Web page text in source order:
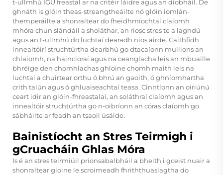
t-ullmhú IGU freastal ar na critéir láidre agus an díobháil. De
ghnáth is glóin theas-streangtheáilte nó glóin iomlán-
themperáilte a shonraítear do fheidhmíochtaí claíomh
mhóra chun slándáil a sholáthar, an riosc stres te a laghdú
agus an t-ullmhú do luchtaí dearadh níos airde. Caithfidh
innealtóirí struchtúrtha dearbhú go dtacaíonn mullions an
chlaíomh, na haincioraí agus na ceanglacha leis an mbuaille
bhréige den chomhlachas ghloine chomh maith leis na
luchtaí a chuirtear orthu ó bhrú an gaoith, ó ghníomhartha
crith talún agus ó ghluaiseachtaí teasa. Cinntíonn an oiriúnú
ceart idir an glóin-fhreastalaí, an soláthraí claíomh agus an
innealtóir struchtúrtha go n-oibríonn an córas claíomh go
sábháilte ar feadh an tsaoil úsáide.
Bainistíocht an Stres Teirmigh i
gCruacháin Ghlas Móra
Is é an stres teirmiúil prionsabalbháil a bheith i gceist nuair a
shonraítear gloine le scroimeadh fhriththuaslagtha do